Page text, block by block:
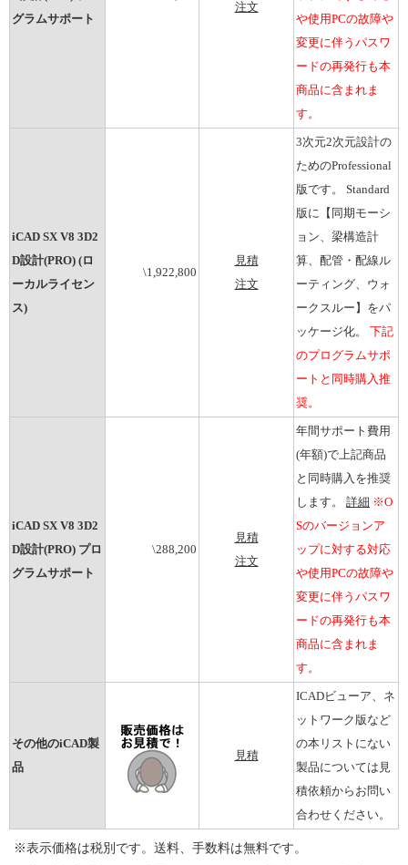
グラムサポート
注文
や使用PCの故障や
変更に伴うパスワ
ードの再発行も本
商品に含まれま
す。
iCAD SX V8 3D2
D設計(PRO) (ロ
ーカルライセン
ス)
\1,922,800
見積
注文
3次元2次元設計の
ためのProfessional
版です。 Standard
版に【同期モーシ
ョン、梁構造計
算、配管・配線ル
ーティング、ウォ
ークスルー】をパ
ッケージ化。 下記
のプログラムサポ
ートと同時購入推
奨。
iCAD SX V8 3D2
D設計(PRO) プロ
グラムサポート
\288,200
見積
注文
年間サポート費用
(年額)で上記商品
と同時購入を推奨
します。 詳細 ※O
Sのバージョンア
ップに対する対応
や使用PCの故障や
変更に伴うパスワ
ードの再発行も本
商品に含まれま
す。
その他のiCAD製
品
見積
ICADビューア、ネ
ットワーク版など
の本リストにない
製品については見
積依頼からお問い
合わせください。
※表示価格は税別です。送料、手数料は無料です。